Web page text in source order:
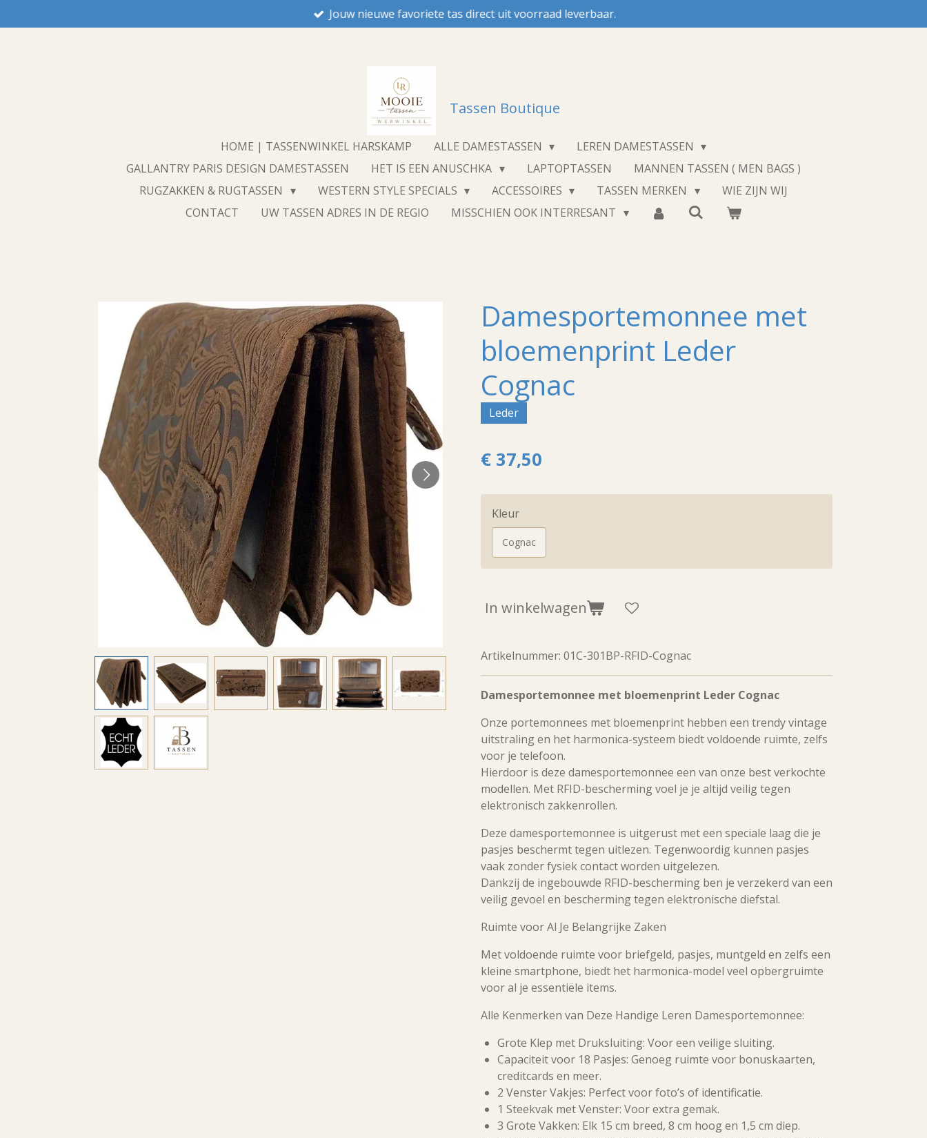
direct
Jouw nieuwe favoriete tas direct uit voorraad leverbaar.
Tassen Boutique
HOME | TASSENWINKEL HARSKAMP ALLE DAMESTASSEN
LEREN DAMESTASSEN
GALLANTRY PARIS DESIGN DAMESTASSEN
HET IS EEN ANUSCHKA LAPTOPTASSEN
MANNEN TASSEN ( MEN BAGS )
RUGZAKKEN & RUGTASSEN
WESTERN STYLE SPECIALS ACCESSOIRES TASSEN MERKEN
WIE ZIJN WIJ
CONTACT
UW TASSEN ADRES IN DE REGIO MISSCHIEN OOK INTERRESANT
Damesportemonnee met
bloemenprint Leder
Cognac
Leder
€ 37,50
Kleur
Cognac
In winkelwagen
Artikelnummer: 01C-301BP-RFID-Cognac
Damesportemonnee met bloemenprint Leder Cognac
Onze portemonnees met bloemenprint hebben een trendy vintage
uitstraling en het harmonica-systeem biedt voldoende ruimte, zelfs
voor je telefoon.
Hierdoor is deze damesportemonnee een van onze best verkochte
modellen. Met RFID-bescherming voel je je altijd veilig tegen
elektronisch zakkenrollen.
Deze damesportemonnee is uitgerust met een speciale laag die je
pasjes beschermt tegen uitlezen. Tegenwoordig kunnen pasjes
vaak zonder fysiek contact worden uitgelezen.
Dankzij de ingebouwde RFID-bescherming ben je verzekerd van een
veilig gevoel en bescherming tegen elektronische diefstal.
Ruimte voor Al Je Belangrijke Zaken
Met voldoende ruimte voor briefgeld, pasjes, muntgeld en zelfs een
kleine smartphone, biedt het harmonica-model veel opbergruimte
voor al je essentiële items.
Alle Kenmerken van Deze Handige Leren Damesportemonnee:
Grote Klep met Druksluiting: Voor een veilige sluiting.
Capaciteit voor 18 Pasjes: Genoeg ruimte voor bonuskaarten,
creditcards en meer.
2 Venster Vakjes: Perfect voor foto’s of identificatie.
1 Steekvak met Venster: Voor extra gemak.
3 Grote Vakken: Elk 15 cm breed, 8 cm hoog en 1,5 cm diep.